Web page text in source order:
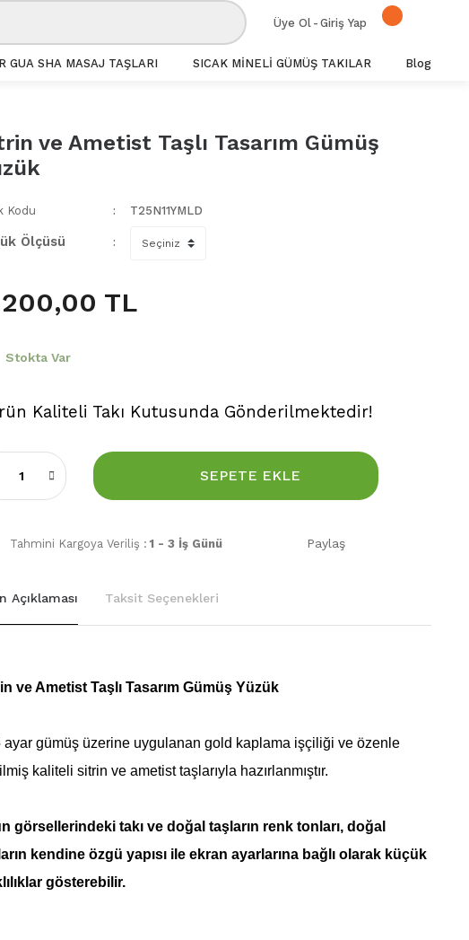
Üye Ol - Giriş Yap
GUA SHA MASAJ TAŞLARI SICAK MİNELİ GÜMÜŞ TAKILAR Blog
ve Ametist Taşlı Tasarım Gümüş
Kodu T25N11YMLD
Ölçüsü
TL
Stokta Var
Kaliteli Takı Kutusunda Gönderilmektedir!
SEPETE EKLE
Tahmini Kargoya Veriliş : 1 - 3 İş Günü Paylaş
Açıklaması Taksit Seçenekleri
ve Ametist Taşlı Tasarım Gümüş Yüzük
ayar gümüş üzerine uygulanan gold kaplama işçiliği ve özenle
kaliteli sitrin ve ametist taşlarıyla hazırlanmıştır.
görsellerindeki takı ve doğal taşların renk tonları, doğal
kendine özgü yapısı ile ekran ayarlarına bağlı olarak küçük
gösterebilir.